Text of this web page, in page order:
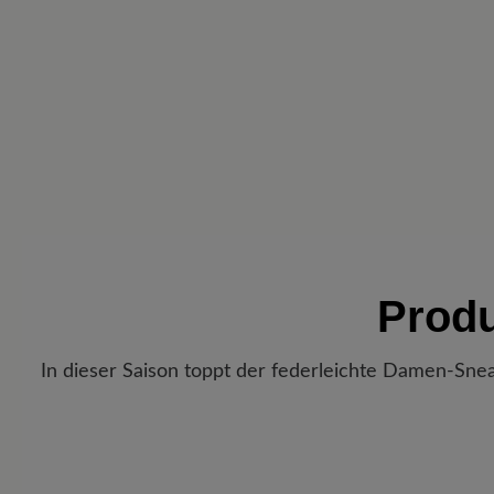
In dieser Saison toppt der federleichte Damen-